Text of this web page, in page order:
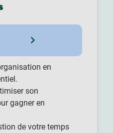
en
son
gagner en
de votre temps